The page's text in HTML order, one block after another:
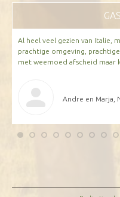
Al heel veel gezien van Italie,
prachtige omgeving,
met weemoed afscheid maar
Andre en Marja,